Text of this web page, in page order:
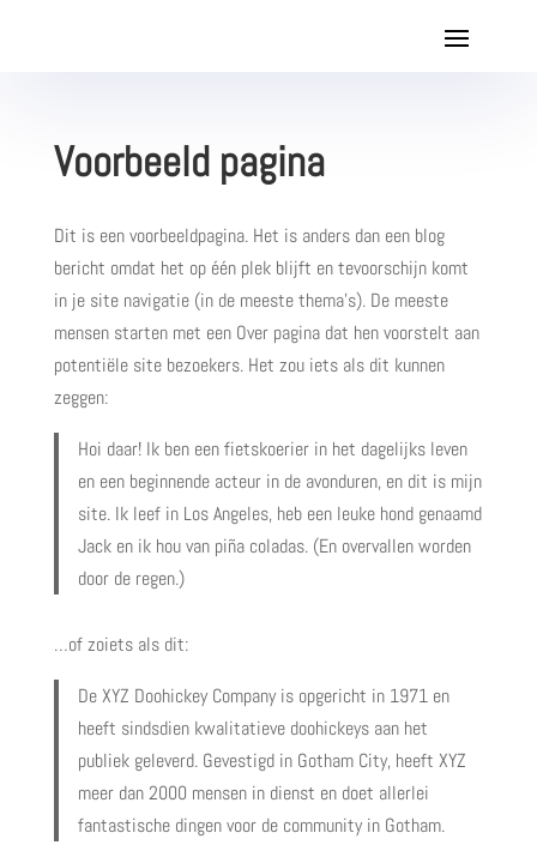
Voorbeeld pagina
Dit is een voorbeeldpagina. Het is anders dan een blog
bericht omdat het op één plek blijft en tevoorschijn komt
in je site navigatie (in de meeste thema’s). De meeste
mensen starten met een Over pagina dat hen voorstelt aan
potentiële site bezoekers. Het zou iets als dit kunnen
zeggen:
Hoi daar! Ik ben een fietskoerier in het dagelijks leven
en een beginnende acteur in de avonduren, en dit is mijn
site. Ik leef in Los Angeles, heb een leuke hond genaamd
Jack en ik hou van piña coladas. (En overvallen worden
door de regen.)
…of zoiets als dit:
De XYZ Doohickey Company is opgericht in 1971 en
heeft sindsdien kwalitatieve doohickeys aan het
publiek geleverd. Gevestigd in Gotham City, heeft XYZ
meer dan 2000 mensen in dienst en doet allerlei
fantastische dingen voor de community in Gotham.